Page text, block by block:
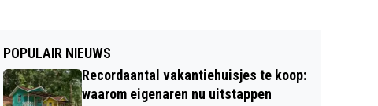
POPULAIR NIEUWS
Recordaantal vakantiehuisjes te koop:
waarom eigenaren nu uitstappen